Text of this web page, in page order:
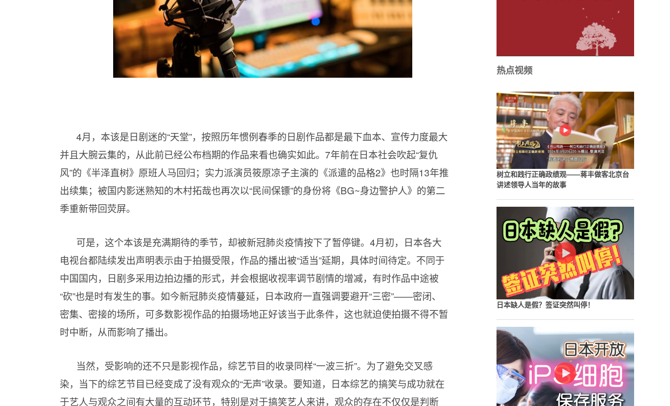
4月，本该是日剧迷的“天堂”，按照历年惯例春季的日剧作品都是最下血本、宣传力度最大
并且大腕云集的，从此前已经公布档期的作品来看也确实如此。 7年前在日本社会吹起“复仇
风”的《半泽直树》原班人马回归；实力派演员筱原凉子主演的《派遣的品格2》也时隔13年推
出续集；被国内影迷熟知的木村拓哉也再次以“民间保镖”的身份将《BG~身边警护人》的第二
季重新带回荧屏。
可是，这个本该是充满期待的季节，却被新冠肺炎疫情按下了暂停键。 4月初，日本各大
电视台都陆续发出声明表示由于拍摄受限，作品的播出被“适当”延期，具体时间待定。不同于
中国国内，日剧多采用边拍边播的形式，并会根据收视率调节剧情的增减，有时作品中途被
“砍”也是时有发生的事。如今新冠肺炎疫情蔓延，日本政府一直强调要避开“三密”——密闭、
密集、密接的场所，可多数影视作品的拍摄场地正好该当于此条件，这也就迫使拍摄不得不暂
时中断，从而影响了播出。
当然，受影响的还不只是影视作品，综艺节目的收录同样“一波三折”。为了避免交叉感
染，当下的综艺节目已经变成了没有观众的“无声”收录。要知道，日本综艺的搞笑与成功就在
于艺人与观众之间有大量的互动环节，特别是对于搞笑艺人来讲，观众的存在不仅仅是判断
热点视频
树立和践行正确政绩观——蒋丰做客北京台
讲述领导人当年的故事
日本缺人是假？签证突然叫停！